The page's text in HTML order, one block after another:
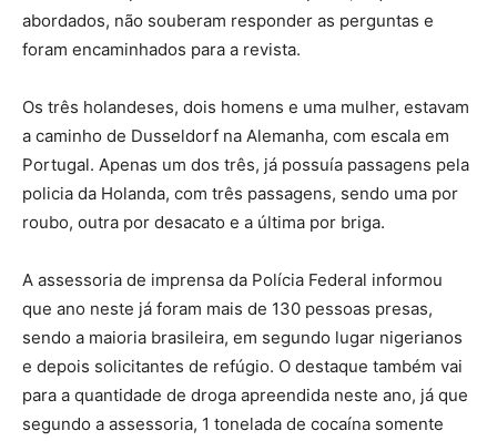
abordados, não souberam responder as perguntas e
foram encaminhados para a revista.
Os três holandeses, dois homens e uma mulher, estavam
a caminho de Dusseldorf na Alemanha, com escala em
Portugal. Apenas um dos três, já possuía passagens pela
policia da Holanda, com três passagens, sendo uma por
roubo, outra por desacato e a última por briga.
A assessoria de imprensa da Polícia Federal informou
que ano neste já foram mais de 130 pessoas presas,
sendo a maioria brasileira, em segundo lugar nigerianos
e depois solicitantes de refúgio. O destaque também vai
para a quantidade de droga apreendida neste ano, já que
segundo a assessoria, 1 tonelada de cocaína somente